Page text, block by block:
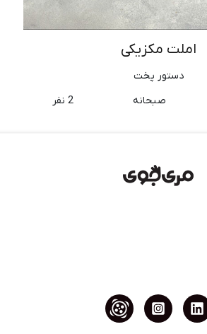
املت مکزیکی
دستور پخت
صبحانه 2 نفر